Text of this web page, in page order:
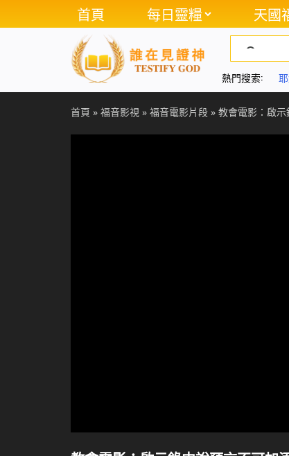
首頁 每日靈糧 天國
熱門搜索:
首頁 » 福音影視 » 福音電影片段 » 教會電影：啟